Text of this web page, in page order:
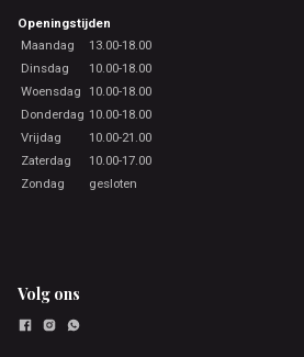
Openingstijden
Maandag
13.00-18.00
Dinsdag
10.00-18.00
Woensdag 10.00-18.00
Donderdag 10.00-18.00
Vrijdag
10.00-21.00
Zaterdag
10.00-17.00
Zondag
gesloten
Volg ons